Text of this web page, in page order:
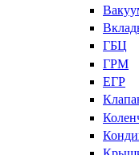
ГБЦ
ГРМ
ЕГР